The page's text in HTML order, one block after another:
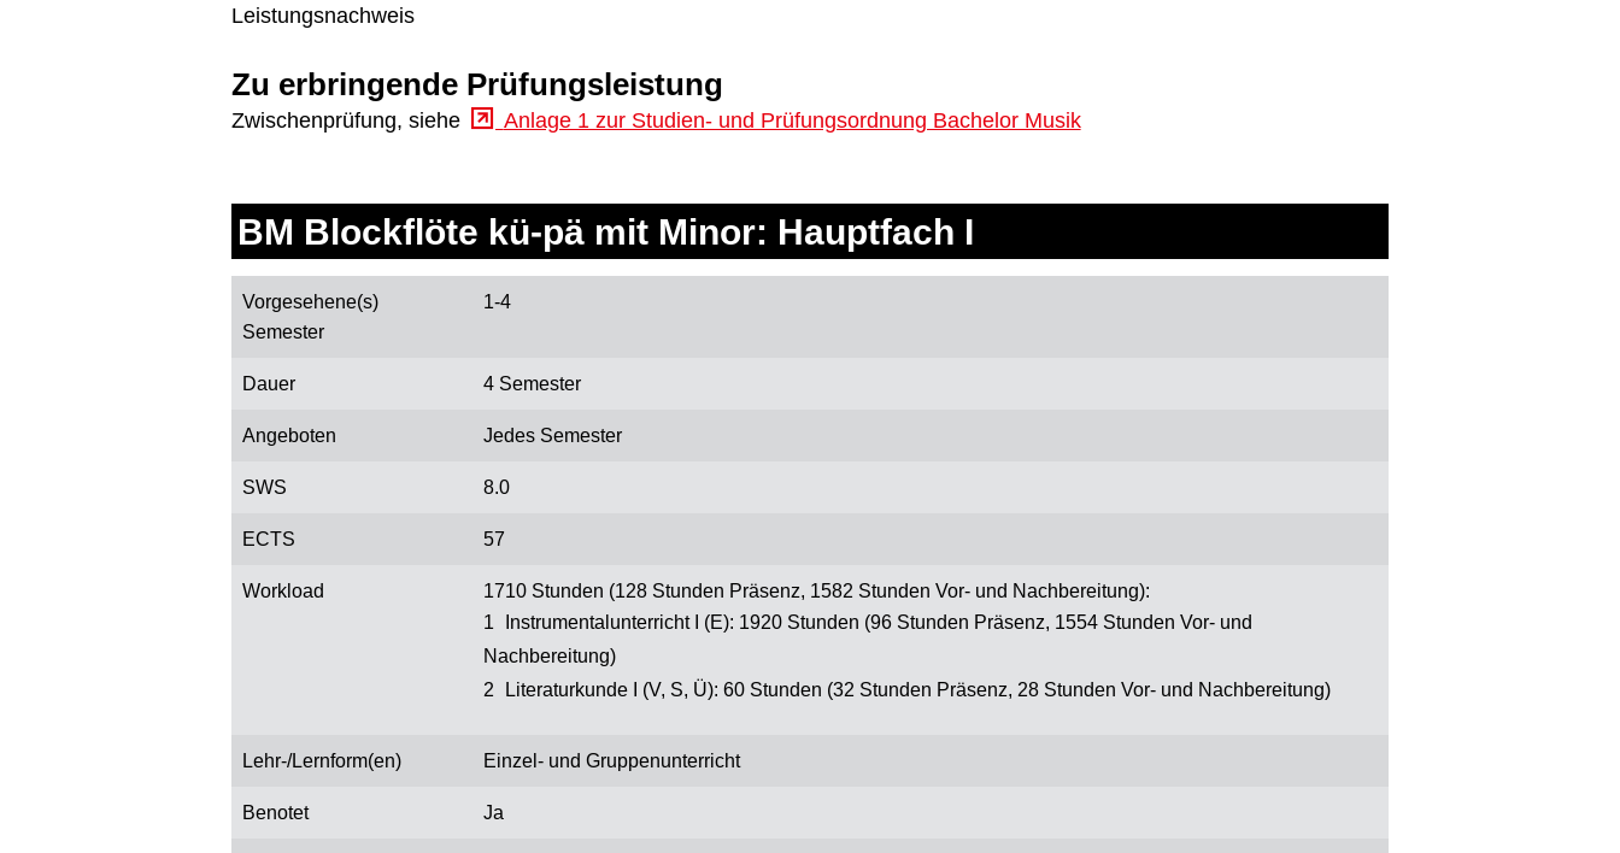
Leistungsnachweis
Zu erbringende Prüfungsleistung
Zwischenprüfung, siehe Anlage 1 zur Studien- und Prüfungsordnung Bachelor Musik
BM Blockflöte kü-pä mit Minor: Hauptfach I
Vorgesehene(s)
Semester
1-4
Dauer 4 Semester
Angeboten Jedes Semester
SWS 8.0
ECTS 57
Workload
1710 Stunden (128 Stunden Präsenz, 1582 Stunden Vor- und Nachbereitung):
Instrumentalunterricht I (E): 1920 Stunden (96 Stunden Präsenz, 1554 Stunden Vor- und
Nachbereitung)
Literaturkunde I (V, S, Ü): 60 Stunden (32 Stunden Präsenz, 28 Stunden Vor- und Nachbereitung)
Lehr-/Lernform(en) Einzel- und Gruppenunterricht
Benotet Ja